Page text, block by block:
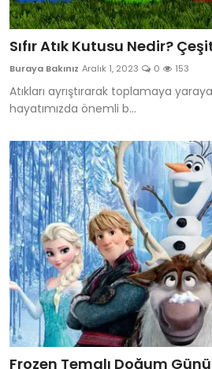
Sıfır Atık Kutusu Nedir?
Buraya Bakınız Aralık 1, 2023 0 153
Atıkları ayrıştırarak toplamaya
hayatımızda önemli b...
Frozen Temalı Doğum